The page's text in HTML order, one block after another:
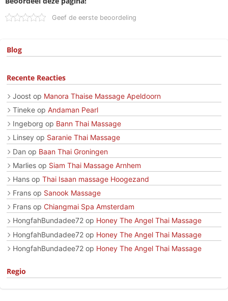
Geef de eerste beoordeling
Blog
Recente Reacties
Joost op Manora Thaise Massage Apeldoorn
Tineke op Andaman Pearl
Ingeborg op Bann Thai Massage
Linsey op Saranie Thai Massage
Dan op Baan Thai Groningen
Marlies op Siam Thai Massage Arnhem
Hans op Thai Isaan massage Hoogezand
Frans op Sanook Massage
Frans op Chiangmai Spa Amsterdam
HongfahBundadee72 op Honey The Angel Thai Massage
HongfahBundadee72 op Honey The Angel Thai Massage
HongfahBundadee72 op Honey The Angel Thai Massage
Regio